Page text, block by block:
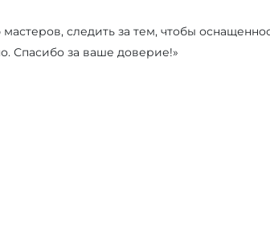
следить за тем, чтобы
Спасибо за ваше доверие!»